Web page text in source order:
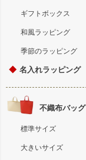
ギフトボックス
和風ラッピング
季節のラッピング
◆ 名入れラッピング
不織布バッグ
標準サイズ
大きいサイズ